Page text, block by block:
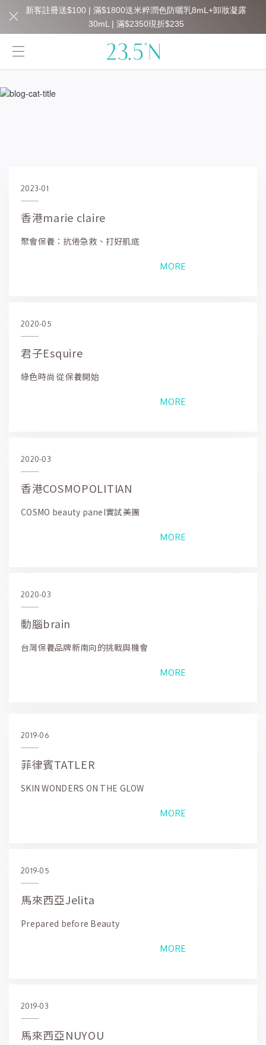
2023-01
香港marie claire
聚會保養：抗倦急救、打好肌底
MORE
2020-05
君子Esquire
綠色時尚 從保養開始
MORE
2020-03
香港COSMOPOLITIAN
COSMO beauty panel實試美團
MORE
2020-03
動腦brain
台灣保養品牌新南向的挑戰與機會
MORE
2019-06
菲律賓TATLER
SKIN WONDERS ON THE GLOW
MORE
2019-05
馬來西亞Jelita
Prepared before Beauty
MORE
2019-03
馬來西亞NUYOU
新客註冊送$100 | 滿$1800送米粹潤色防曬乳8mL+卸妝凝露
30mL | 滿$2350現折$235